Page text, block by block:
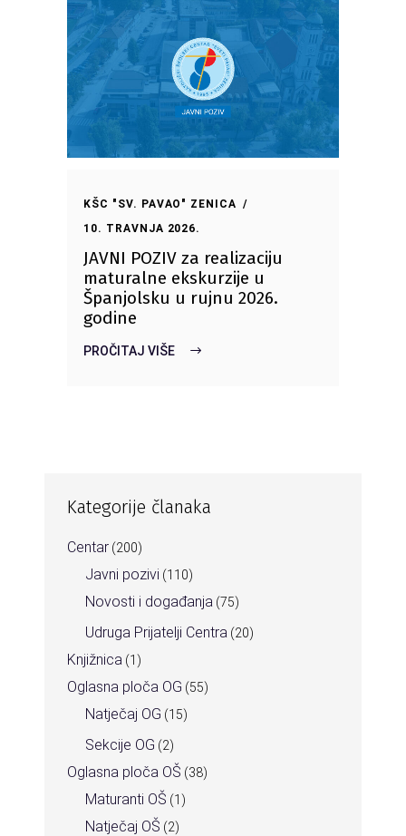
KŠC "SV. PAVAO" ZENICA
10. TRAVNJA 2026.
JAVNI POZIV za realizaciju
maturalne ekskurzije u
Španjolsku u rujnu 2026.
godine
PROČITAJ VIŠE
Kategorije članaka
Centar (200)
Javni pozivi (110)
Novosti i događanja (75)
Udruga Prijatelji Centra (20)
Knjižnica (1)
Oglasna ploča OG (55)
Natječaj OG (15)
Sekcije OG (2)
Oglasna ploča OŠ (38)
Maturanti OŠ (1)
Natječaj OŠ (2)